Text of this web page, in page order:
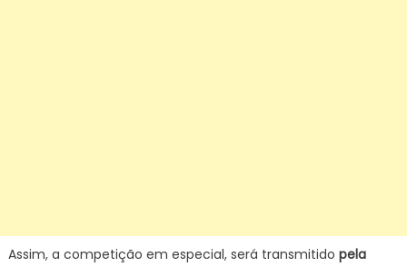
Assim, a competição em especial, será transmitido pela